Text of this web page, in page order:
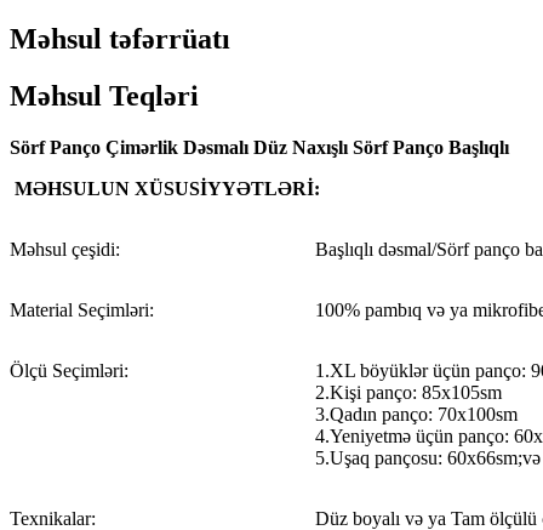
Məhsul təfərrüatı
Məhsul Teqləri
Sörf Panço Çimərlik Dəsmalı Düz ​​Naxışlı Sörf Panço Başlıqlı
MƏHSULUN XÜSUSİYYƏTLƏRİ:
Məhsul çeşidi: Başlıqlı dəsmal/Sörf panço
Material Seçimləri: 100% pambıq və ya
Ölçü Seçimləri:
1.XL böyüklər üçün panço:
2.Kişi panço: 85x105sm
3.Qadın panço: 70x100sm
4.Yeniyetmə üçün panço:
5.Uşaq pançosu:
Texnikalar: Düz boyalı və ya Tam ölçülü